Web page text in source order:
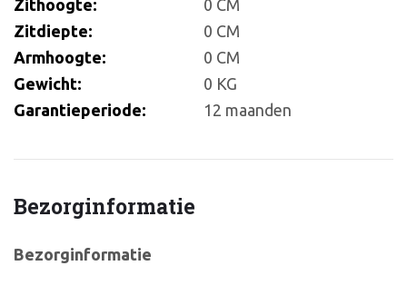
Zithoogte:
0 CM
Zitdiepte:
0 CM
Armhoogte:
0 CM
Gewicht:
0 KG
Garantieperiode:
12 maanden
Bezorginformatie
Bezorginformatie